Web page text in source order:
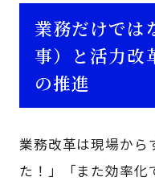
業務だけでは
事）と活力改
の推進
業務改革は現場から
た！」「また効率化